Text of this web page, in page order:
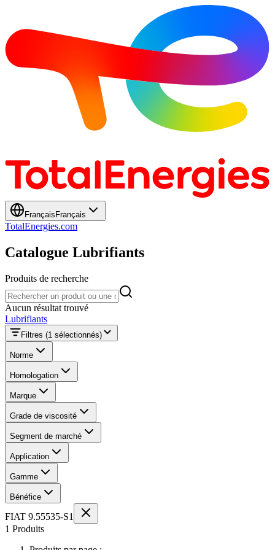
Français Français
TotalEnergies.com
Catalogue Lubrifiants
Produits de recherche
Produits de recherche
Aucun résultat trouvé
Lubrifiants
Filtres (1 sélectionnés)
Norme
Homologation
Marque
Grade de viscosité
Segment de marché
Application
Gamme
Bénéfice
FIAT 9.55535-S1
1 Produits